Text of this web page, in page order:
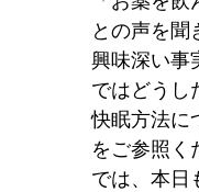
との声を聞
興味深い事
ではどうし
快眠方法に
をご参照く
では、本日